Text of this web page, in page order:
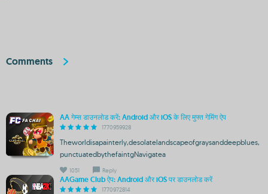
Comments
AA गेम्स डाउनलोड करें: Android और iOS के लिए मुफ्त गेमिंग ऐप
1770959928
Theworldisapainterly,desolatelandscapeofgraysanddeepblues,
punctuatedbythefaintgNavigatea
1051 Reply
AAGame Club ऐप: Android और iOS पर डाउनलोड करें
1770972814